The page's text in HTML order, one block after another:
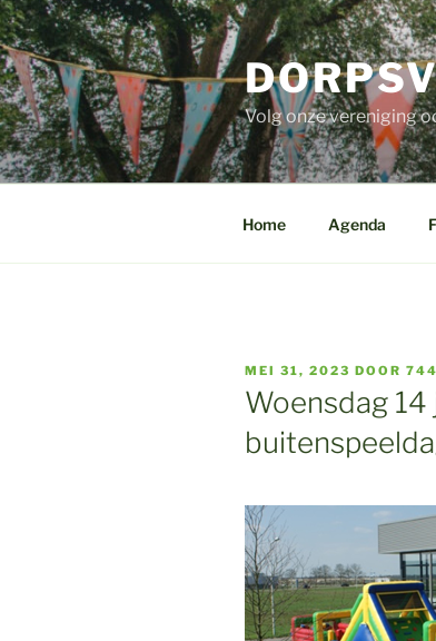
Ga
naar
de
inhoud
Volg onze vereniging
Home Agenda
GEPLAATST
OP
MEI 31, 2023 DOOR
Woensdag